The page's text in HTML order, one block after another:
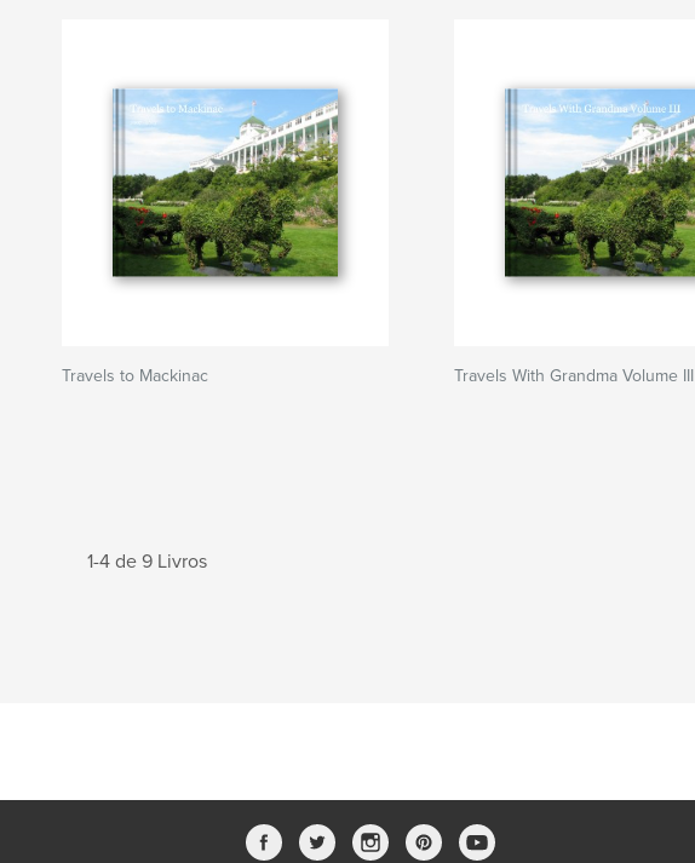
Travels to Mackinac Travels With Grandma Volume III
1-4 de 9 Livros